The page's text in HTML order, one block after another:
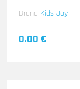
Brand Kids Joy
0.00 €